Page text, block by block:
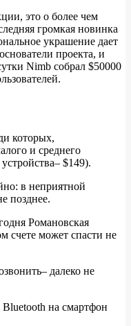
это о более чем
громкая новинка
украшение дает
проекта, и
Nimb собрал $50000
которых,
и среднего
$149).
в неприятной
позднее.
Романовская
счете может спасти не
далеко не
на смартфон